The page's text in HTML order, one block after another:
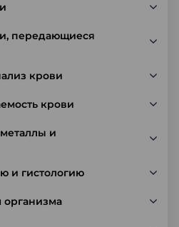
передающиеся
крови
крови
и
и гистологию